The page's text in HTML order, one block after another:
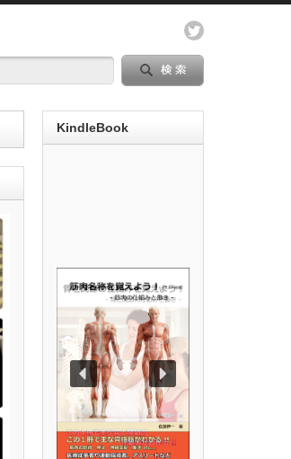
KindleBook